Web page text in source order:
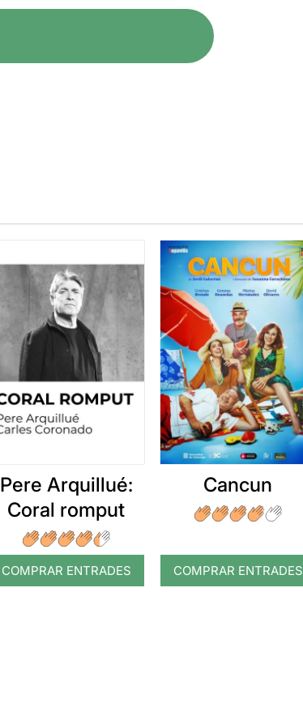
Pere Arquillué:
Coral romput
COMPRAR ENTRADES
Cancun
COMPRAR ENTRADES